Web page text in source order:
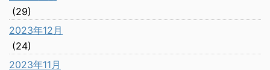
(29)
2023年12月
(24)
2023年11月